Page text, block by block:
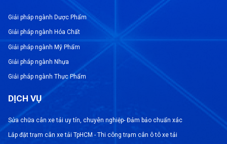
Chức năng cụ thể
Quả cân chuẩn được sử
dụng để hiệu chuẩn cân đo khối lượng khác.
Nó là tiêu chuẩn mà các cân khác phải được
so sánh và đối chiếu.
Kiểm tra độ tin cậy của cân:
Quả cân
chuẩn cũng được sử dụng để kiểm tra độ tin
cậy của cân, đảm bảo rằng cân vẫn hoạt
động đúng cách và không bị sai sót.
Giải pháp ngành Dược Phẩm
Giải pháp ngành Hóa Chất
Giải pháp ngành Mỹ Phẩm
Giải pháp ngành Nhựa
Giải pháp ngành Thực Phẩm
DỊCH VỤ
Sửa chữa cân xe tải uy tín, chuyên nghiệp- Đảm bảo chuẩn xác
Lắp đặt trạm cân xe tải TpHCM - Thi công trạm cân ô tô xe tải